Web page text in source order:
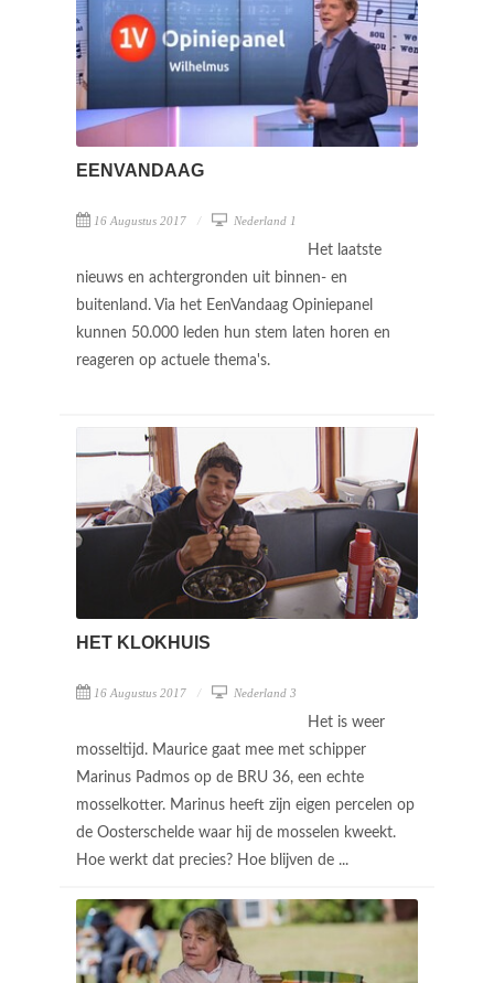
EENVANDAAG
16 Augustus 2017 Nederland 1
Het laatste
nieuws en achtergronden uit binnen- en
buitenland. Via het EenVandaag Opiniepanel
kunnen 50.000 leden hun stem laten horen en
reageren op actuele thema's.
HET KLOKHUIS
16 Augustus 2017 Nederland 3
Het is weer
mosseltijd. Maurice gaat mee met schipper
Marinus Padmos op de BRU 36, een echte
mosselkotter. Marinus heeft zijn eigen percelen op
de Oosterschelde waar hij de mosselen kweekt.
Hoe werkt dat precies? Hoe blijven de ...